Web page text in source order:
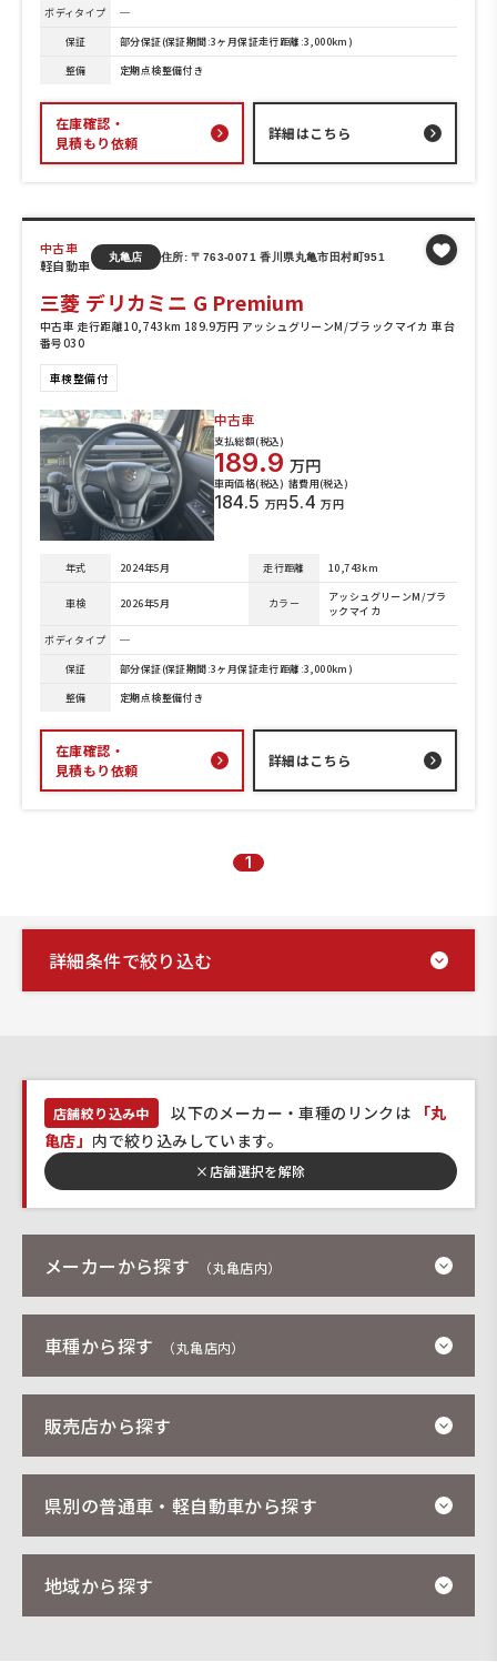
ボディタイプ
─
保証
部分保証(保証期間:3ヶ月保証走行距離:3,000km)
整備
定期点検整備付き
在庫確認・
見積もり依頼
詳細はこちら
中古車
軽自動車
丸亀店 住所: 〒763-0071 香川県丸亀市田村町951
三菱 デリカミニ G Premium
中古車 走行距離10,743km 189.9万円 アッシュグリーンM/ブラックマイカ 車台
番号030
車検整備付
中古車
支払総額(税込)
189.9 万円
車両価格(税込)
184.5 万円
諸費用(税込)
5.4 万円
年式 2024年5月 走行距離 10,743km
車検 2026年5月 カラー
アッシュグリーンM/ブラ
ックマイカ
ボディタイプ
─
保証
部分保証(保証期間:3ヶ月保証走行距離:3,000km)
整備
定期点検整備付き
在庫確認・
見積もり依頼
詳細はこちら
1
詳細条件で絞り込む
店舗絞り込み中 以下のメーカー・車種のリンクは
「丸
亀店」 内で絞り込みしています。
× 店舗選択を解除
メーカーから探す （丸亀店内）
車種から探す （丸亀店内）
販売店から探す
県別の普通車・軽自動車から探す
地域から探す